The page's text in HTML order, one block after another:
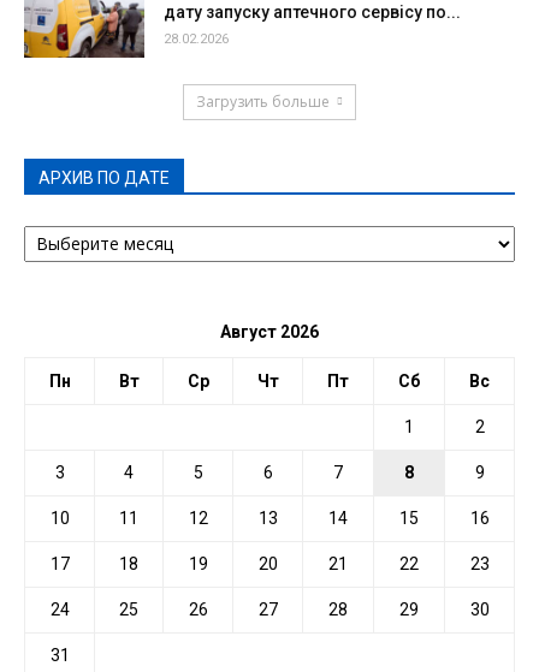
дату запуску аптечного сервісу по...
28.02.2026
Загрузить больше
АРХИВ ПО ДАТЕ
АРХИВ
ПО
Август 2026
Пн Вт Ср Чт Пт Сб Вс
1 2
3 4 5 6 7 8 9
10 11 12 13 14 15 16
17 18 19 20 21 22 23
24 25 26 27 28 29 30
31